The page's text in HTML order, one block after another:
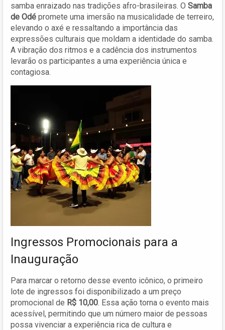
samba enraizado nas tradições afro-brasileiras. O Samba
de Odé promete uma imersão na musicalidade de terreiro,
elevando o axé e ressaltando a importância das
expressões culturais que moldam a identidade do samba.
A vibração dos ritmos e a cadência dos instrumentos
levarão os participantes a uma experiência única e
contagiosa.
Ingressos Promocionais para a
Inauguração
Para marcar o retorno desse evento icônico, o primeiro
lote de ingressos foi disponibilizado a um preço
promocional de R$ 10,00. Essa ação torna o evento mais
acessível, permitindo que um número maior de pessoas
possa vivenciar a experiência rica de cultura e